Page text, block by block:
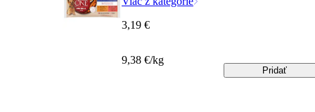
3,19 €
9,38 €/kg
Pridať